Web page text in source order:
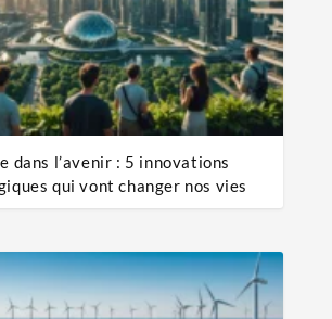
dans l’avenir : 5 innovations
qui vont changer nos vies